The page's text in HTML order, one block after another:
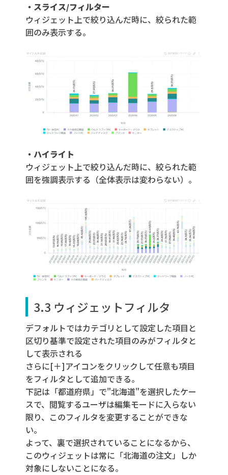
・スライス/フィルター
ウィジェット上で絞り込んだ時に、絞られた範
囲のみ表示する。
・ハイライト
ウィジェット上で絞り込んだ時に、絞られた範
囲を強調表示する（全体表示は変わらない）。
3.3 ウィジェットフィルタ
デフォルトではカテゴリとして設定した項目と
区切り基準で設定された項目のみがフィルタと
して表示される
さらに[＋]アイコンをクリックして任意も項目
をフィルタとして追加できる。
下記は「都道府県」で"北海道"を選択したケー
スで、閲覧するユーザは編集モードに入らない
限り、このフィルタを変更することができな
い。
よって、裏で選択されていることになるから、
このウィジェットは常に「北海道の注文」しか
対象にしないことになる。